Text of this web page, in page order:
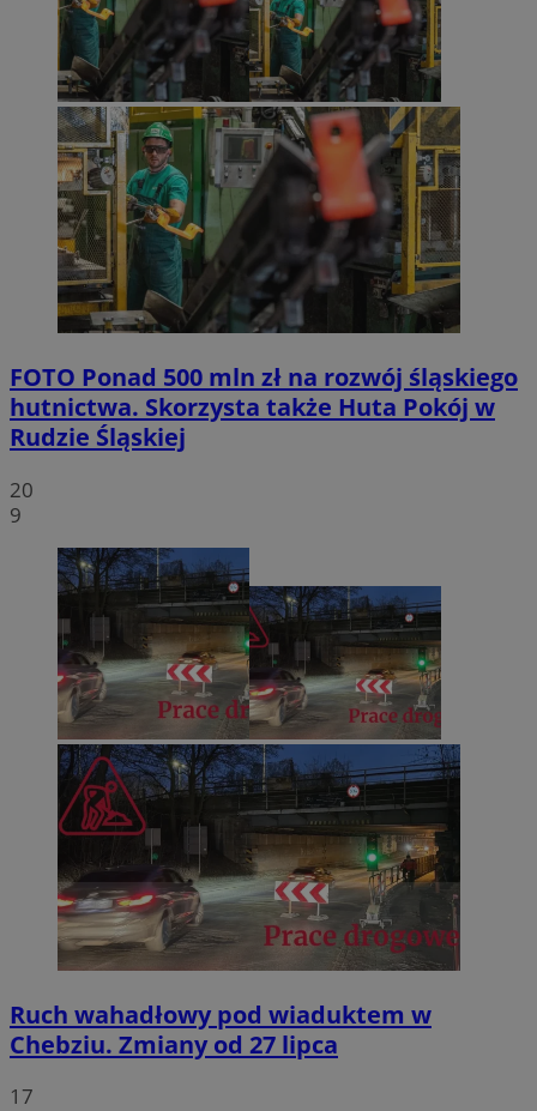
FOTO Ponad 500 mln zł na rozwój śląskiego
hutnictwa. Skorzysta także Huta Pokój w
Rudzie Śląskiej
20
9
Ruch wahadłowy pod wiaduktem w
Chebziu. Zmiany od 27 lipca
17